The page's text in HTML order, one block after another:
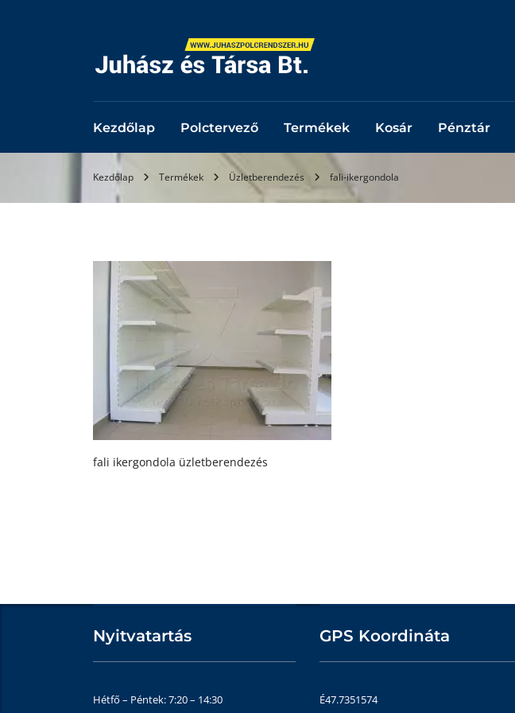
Kezdőlap Polctervező Termékek Kosár Pénztár
Kezdőlap Termékek Üzletberendezés fali-ikergondola
fali ikergondola üzletberendezés
Nyitvatartás
Hétfő – Péntek: 7:20 – 14:30
GPS Koordináta
É47.7351574